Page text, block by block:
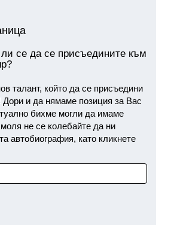
ли се да се присъедините към
талант, който да се присъедини
и да нямаме позиция за Вас
бихме могли да имаме
не се колебайте да ни
автобиография, като кликнете